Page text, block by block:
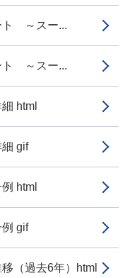
～スー...
～スー...
html
gif
html
gif
（過去6年）html